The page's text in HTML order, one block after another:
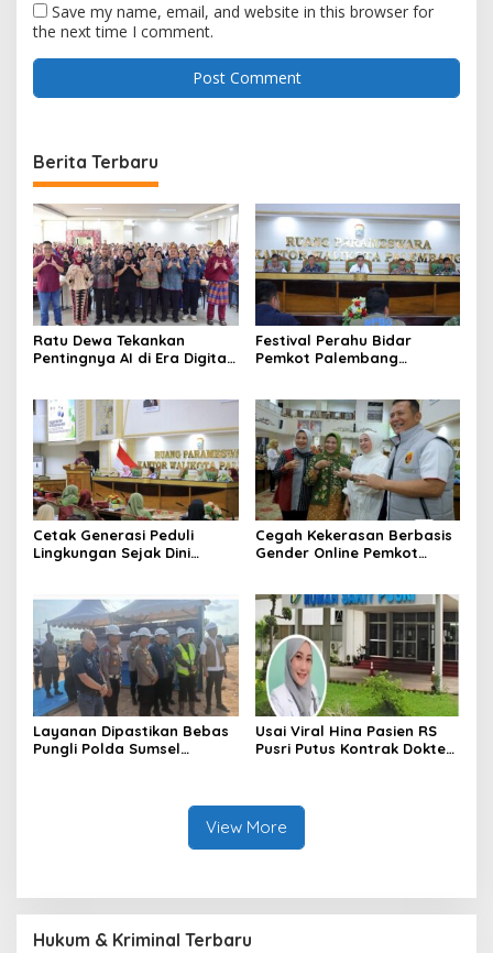
Save my name, email, and website in this browser for
the next time I comment.
Berita Terbaru
Ratu Dewa Tekankan
Pentingnya AI di Era Digital,
Festival Perahu Bidar
Pemkot Palembang
Cetak Generasi Peduli
Lingkungan Sejak Dini
Cegah Kekerasan Berbasis
Gender Online Pemkot
Layanan Dipastikan Bebas
Pungli Polda Sumsel
Usai Viral Hina Pasien RS
Pusri Putus Kontrak Dokter
View More
Hukum & Kriminal Terbaru